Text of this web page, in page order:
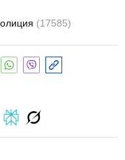
(17585)